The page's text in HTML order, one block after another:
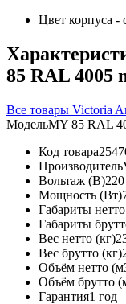
Цвет корпуса -
85 RAL 4005
Все товары Victoria
МодельMY 85 RAL
Код товара
Производитель
Вольтаж (В)
Мощность (Вт)
Габариты
Габариты
Вес нетто (кг)
Вес брутто (кг)
Объём нетто
Объём брутто
Гарантия1 год